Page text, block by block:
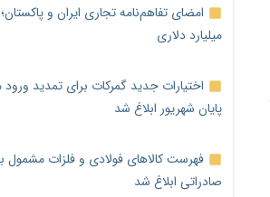
میلیارد دلاری
اختیارات جدید گمرکات برای تمدید
پایان شهریور ابلاغ شد
صادراتی ابلاغ شد